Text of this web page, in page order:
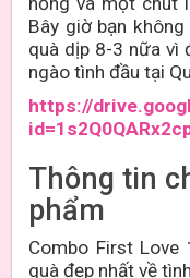
Bây giờ bạn
quà dịp 8-3 nữa vì
ngào tình đầu tại
https://
Thông tin
phẩm
Combo First
quà đẹp nhất về